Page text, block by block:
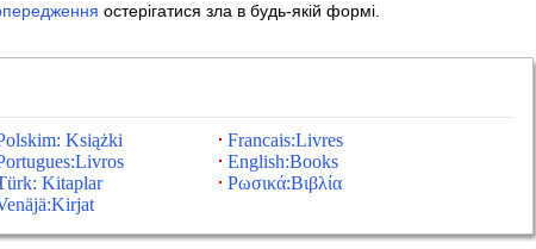
остерігатися зла в будь-якій формі.
Książki
Francais:Livres
English:Books
Kitaplar
Ρωσικά:Βιβλία